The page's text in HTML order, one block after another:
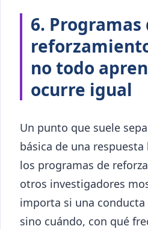
6. Programas
no todo
ocurre igual
Un punto que suele
básica de una
los programas de
otros investigadores
importa si una conducta
sino cuándo, con qué